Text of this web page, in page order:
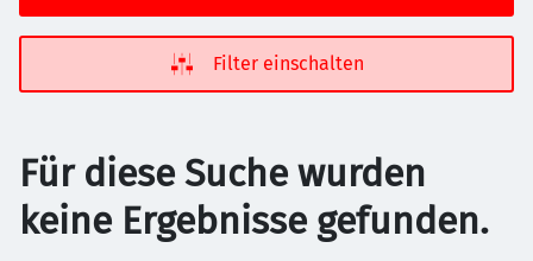
Filter einschalten
Für diese Suche wurden
keine Ergebnisse gefunden.